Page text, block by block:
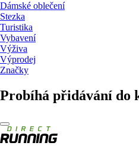
Dámské oblečení
Stezka
Turistika
Vybavení
Výživa
Výprodej
Značky
Probíhá přidávání do